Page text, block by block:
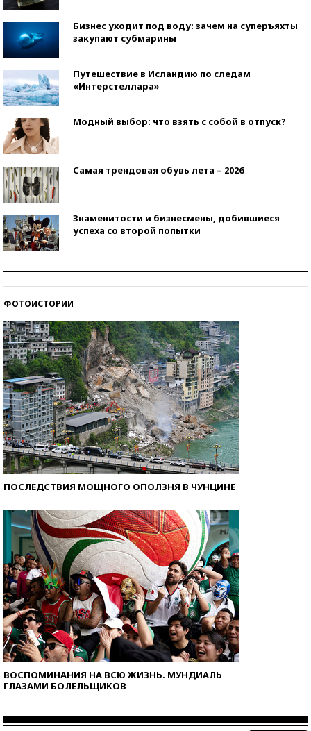
Бизнес уходит под воду: зачем на суперъяхты
закупают субмарины
Путешествие в Исландию по следам
«Интерстеллара»
Модный выбор: что взять с собой в отпуск?
Самая трендовая обувь лета – 2026
Знаменитости и бизнесмены, добившиеся
успеха со второй попытки
ФОТОИСТОРИИ
ПОСЛЕДСТВИЯ МОЩНОГО ОПОЛЗНЯ В ЧУНЦИНЕ
ВОСПОМИНАНИЯ НА ВСЮ ЖИЗНЬ. МУНДИАЛЬ
ГЛАЗАМИ БОЛЕЛЬЩИКОВ